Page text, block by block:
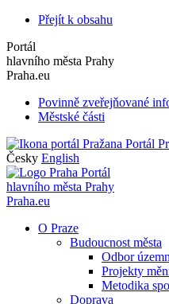
Přejít k obsahu
Portál
hlavního města Prahy
Praha.eu
Povinně zveřejňované
Městské části
Portál
Česky English
Portál
hlavního města Prahy
Praha.eu
O Praze
Budoucnost města
Odbor
Projekty
Metodika
Doprava